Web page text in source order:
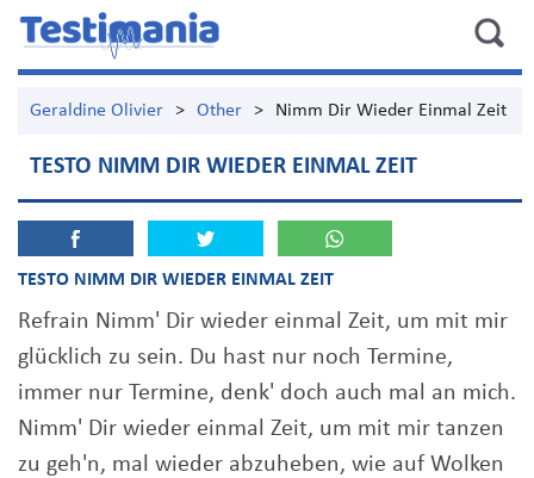
Geraldine Olivier > Other > Nimm Dir Wieder Einmal Zeit
TESTO NIMM DIR WIEDER EINMAL ZEIT
TESTO NIMM DIR WIEDER EINMAL ZEIT
Refrain Nimm' Dir wieder einmal Zeit, um mit mir
glücklich zu sein. Du hast nur noch Termine,
immer nur Termine, denk' doch auch mal an mich.
Nimm' Dir wieder einmal Zeit, um mit mir tanzen
zu geh'n, mal wieder abzuheben, wie auf Wolken